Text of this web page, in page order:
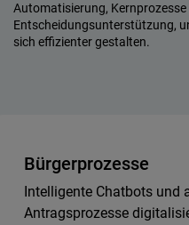
Automatisierung,
Entscheidungsunterstützung,
sich effizienter gestalten.
Bürgerprozesse
Intelligente Chatbots und
Antragsprozesse